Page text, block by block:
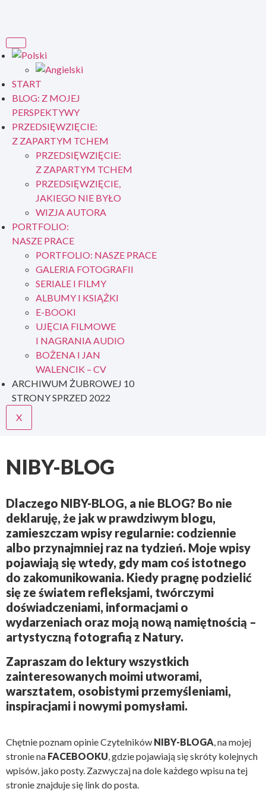
START
BLOG: Z MOJEJ
PERSPEKTYWY
PRZEDSIĘWZIĘCIE:
Z ZAPARTYM TCHEM
PRZEDSIĘWZIĘCIE:
Z ZAPARTYM TCHEM
PRZEDSIĘWZIĘCIE,
JAKIEGO NIE BYŁO
WIZJA AUTORA
PORTFOLIO:
NASZE PRACE
PORTFOLIO: NASZE PRACE
GALERIA FOTOGRAFII
SERIALE I FILMY
ALBUMY I KSIĄŻKI
E-BOOKI
UJĘCIA FILMOWE
I NAGRANIA AUDIO
BOŻENA I JAN
WALENCIK – CV
ARCHIWUM ŻUBROWEJ 10
STRONY SPRZED 2022
X
NIBY-BLOG
Dlaczego NIBY-BLOG, a nie BLOG? Bo nie
deklaruję, że jak w prawdziwym blogu,
zamieszczam wpisy regularnie: codziennie
albo przynajmniej raz na tydzień. Moje wpisy
pojawiają się wtedy, gdy mam coś istotnego
do zakomunikowania. Kiedy pragnę podzielić
się ze światem refleksjami, twórczymi
doświadczeniami, informacjami o
wydarzeniach oraz moją nową namiętnością –
artystyczną fotografią z Natury.
Zapraszam do lektury wszystkich
zainteresowanych moimi utworami,
warsztatem, osobistymi przemyśleniami,
inspiracjami i nowymi pomysłami.
Chętnie poznam opinie Czytelników NIBY-BLOGA, na mojej
stronie na FACEBOOKU, gdzie pojawiają się skróty kolejnych
wpisów, jako posty. Zazwyczaj na dole każdego wpisu na tej
stronie znajduje się link do posta.